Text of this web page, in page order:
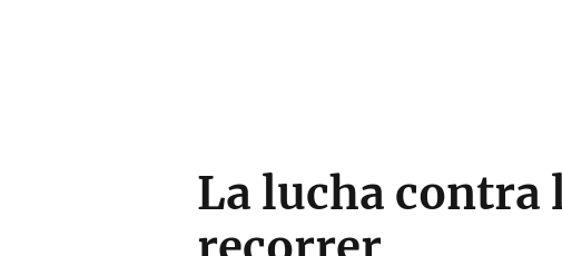
La lucha contra